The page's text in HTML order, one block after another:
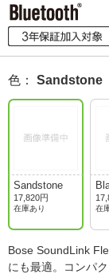
色 ： Sandstone
Sandstone
17,820円
在庫あり 在
Bose SoundLink
にも最適。コンパ